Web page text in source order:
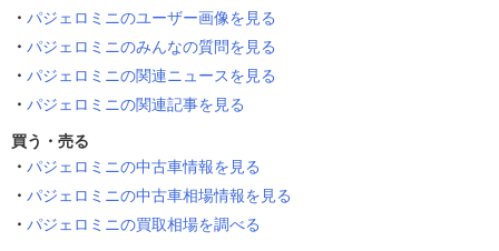
パジェロミニのユーザー画像を見る
パジェロミニのみんなの質問を見る
パジェロミニの関連ニュースを見る
パジェロミニの関連記事を見る
買う・売る
パジェロミニの中古車情報を見る
パジェロミニの中古車相場情報を見る
パジェロミニの買取相場を調べる